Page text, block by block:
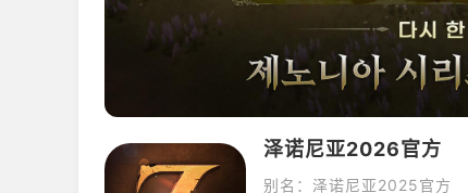
泽诺尼亚2026官方
别名：泽诺尼亚2025官方